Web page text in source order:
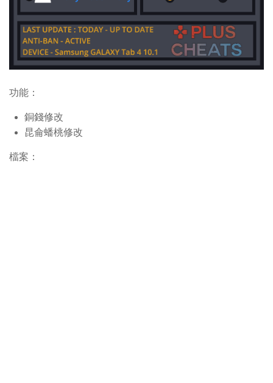
功能：
銅錢修改
昆侖蟠桃修改
檔案：